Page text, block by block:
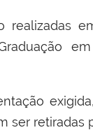
realizadas
ser retiradas